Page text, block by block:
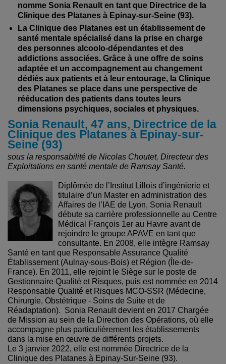
nomme Sonia Renault en tant que Directrice de la
Clinique des Platanes à Epinay-sur-Seine (93).
La Clinique des Platanes est un établissement de
santé mentale spécialisé dans la prise en charge
des personnes alcoolo-dépendantes et des
addictions associées. Grâce à une offre de soins
adaptée et un accompagnement au changement
dédiés aux patients et à leur entourage, la Clinique
des Platanes se place dans une perspective de
rééducation des patients dans toutes leurs
dimensions psychiques, sociales et physiques.
Sonia Renault, 47 ans, Directrice de la
Clinique des Platanes à Epinay-sur-
Seine (93)
sous la responsabilité de Nicolas Choutet, Directeur des
Exploitations en santé mentale de Ramsay Santé.
Diplômée de l’Institut Lillois d’ingénierie et
titulaire d’un Master en administration des
Affaires de l’IAE de Lyon, Sonia Renault
débute sa carrière professionnelle au Centre
Médical François 1er au Havre avant de
rejoindre le groupe APAVE en tant que
consultante. En 2008, elle intègre Ramsay
Santé en tant que Responsable Assurance Qualité
Établissement (Aulnay-sous-Bois) et Région (Île-de-
France). En 2011, elle rejoint le Siège sur le poste de
Gestionnaire Qualité et Risques, puis est nommée en 2014
Responsable Qualité et Risques MCO-SSR (Médecine,
Chirurgie, Obstétrique - Soins de Suite et de
Réadaptation). Sonia Renault devient en 2017 Chargée
de Mission au sein de la Direction des Opérations, où elle
accompagne plus particulièrement les établissements
dans la mise en œuvre de différents projets.
Le 3 janvier 2022, elle est nommée Directrice de la
Clinique des Platanes à Epinay-Sur-Seine (93).